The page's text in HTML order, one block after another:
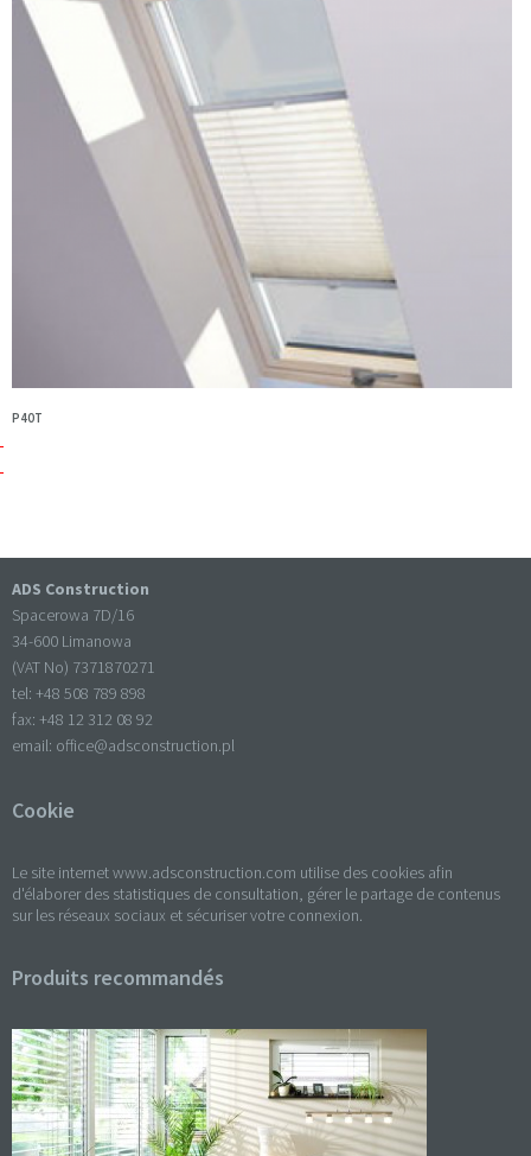
P40T
ADS Construction
Spacerowa 7D/16
34-600 Limanowa
(VAT No) 7371870271
tel: +48 508 789 898
fax: +48 12 312 08 92
email: office@adsconstruction.pl
Cookie
Le site internet www.adsconstruction.com utilise des cookies afin
d'élaborer des statistiques de consultation, gérer le partage de contenus
sur les réseaux sociaux et sécuriser votre connexion.
Produits recommandés